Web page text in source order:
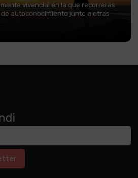
vivencial en la que recorrerás
autoconocimiento junto a otras